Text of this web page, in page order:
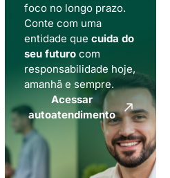
foco no longo prazo.
Conte com uma
entidade que cuida do
seu futurocom
responsabilidade hoje,
amanhã e sempre.
Acessar
autoatendimento